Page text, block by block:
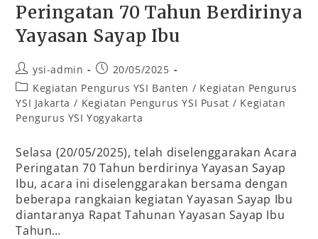
Peringatan 70 Tahun Berdirinya
Yayasan Sayap Ibu
ysi-admin
20/05/2025
Kegiatan Pengurus YSI Banten / Kegiatan Pengurus
YSI Jakarta / Kegiatan Pengurus YSI Pusat / Kegiatan
Pengurus YSI Yogyakarta
Selasa (20/05/2025), telah diselenggarakan Acara
Peringatan 70 Tahun berdirinya Yayasan Sayap
Ibu, acara ini diselenggarakan bersama dengan
beberapa rangkaian kegiatan Yayasan Sayap Ibu
diantaranya Rapat Tahunan Yayasan Sayap Ibu
Tahun…